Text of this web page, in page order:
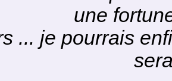
une
... je pourrais